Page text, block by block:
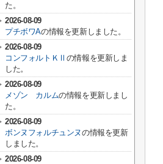
た。
2026-08-09
プチボワAの情報を更新しました。
2026-08-09
コンフォルトＫⅡ の情報を更新しま
した。
2026-08-09
メゾン カルムの情報を更新しまし
た。
2026-08-09
ボンヌフォルチュンヌの情報を更新
しました。
2026-08-09